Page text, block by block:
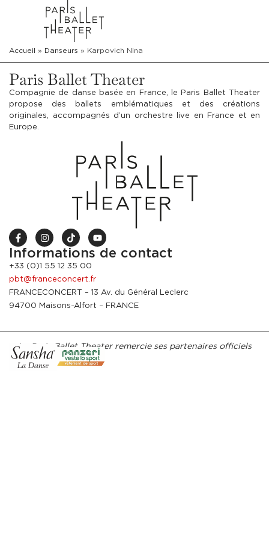
Accueil » Danseurs » Karpovich Nina
Paris Ballet Theater
Compagnie de danse basée en France, le Paris Ballet Theater
propose des ballets emblématiques et des créations
originales, accompagnés d’un orchestre live en France et en
Europe.
Informations de contact
+33 (0)1 55 12 35 00
pbt@franceconcert.fr
FRANCECONCERT – 13 Av. du Général Leclerc
94700 Maisons-Alfort – FRANCE
Le Paris Ballet Theater remercie ses partenaires officiels